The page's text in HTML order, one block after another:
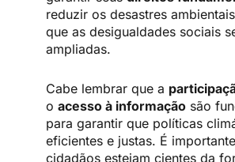
reduzir os desastres
que as desigualdades sociais
ampliadas.
Cabe lembrar que a
oacesso à informação são
para garantir que políticas
eficientes e justas. É
cidadãos estejam cientes da